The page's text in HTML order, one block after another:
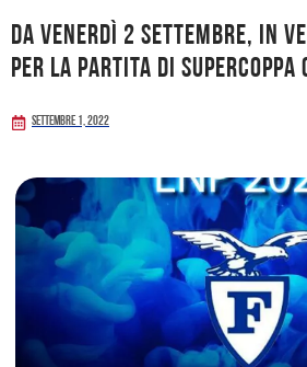
Da venerdì 2 settembre, in
per la partita di Supercoppa
Settembre 1, 2022